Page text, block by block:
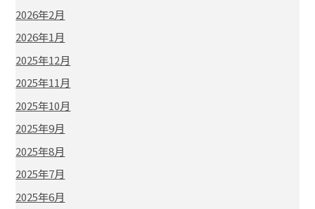
2026年2月
2026年1月
2025年12月
2025年11月
2025年10月
2025年9月
2025年8月
2025年7月
2025年6月